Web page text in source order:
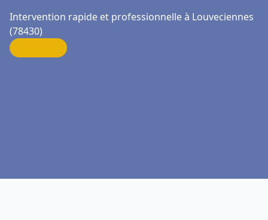
Intervention rapide et professionnelle à Louveciennes
(78430)